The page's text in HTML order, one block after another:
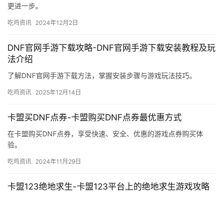
更进一步。
吃鸡资讯 2024年12月2日
DNF官网手游下载攻略-DNF官网手游下载安装教程及玩
法介绍
了解DNF官网手游下载方法，掌握安装步骤与游戏玩法技巧。
吃鸡资讯 2025年12月14日
卡盟买DNF点券-卡盟购买DNF点券最优惠方式
在卡盟购买DNF点券，享受快速、安全、优惠的游戏点券购买体
验。
吃鸡资讯 2024年11月29日
卡盟123绝地求生-卡盟123平台上的绝地求生游戏攻略